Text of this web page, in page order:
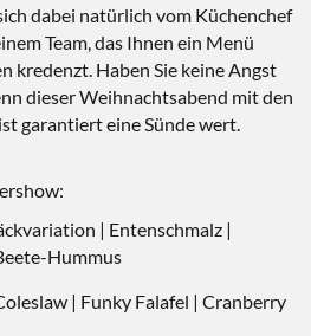
dabei natürlich vom Küchenchef
Team, das Ihnen ein Menü
kredenzt. Haben Sie keine Angst
dieser Weihnachtsabend mit den
garantiert eine Sünde wert.
| Entenschmalz |
Hummus
| Funky Falafel | Cranberry